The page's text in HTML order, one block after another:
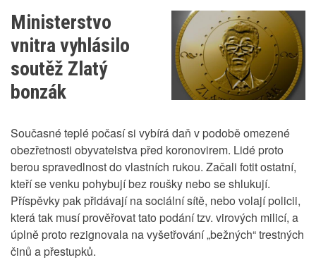
ČR
Ministerstvo
vnitra vyhlásilo
soutěž Zlatý
bonzák
Současné teplé počasí si vybírá daň v podobě omezené
obezřetnosti obyvatelstva před koronovirem. Lidé proto
berou spravedlnost do vlastních rukou. Začali fotit ostatní,
kteří se venku pohybují bez roušky nebo se shlukují.
Příspěvky pak přidávají na sociální sítě, nebo volají policii,
která tak musí prověřovat tato podání tzv. virových milicí, a
úplně proto rezignovala na vyšetřování „bežných“ trestných
činů a přestupků.